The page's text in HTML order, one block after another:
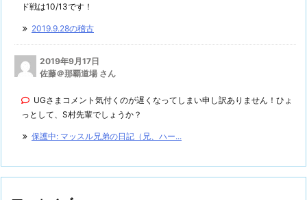
ド戦は10/13です！
2019.9.28の稽古
2019年9月17日
佐藤＠那覇道場 さん
UGさまコメント気付くのが遅くなってしまい申し訳ありません！ひょ
っとして、S村先輩でしょうか？
保護中: マッスル兄弟の日記（兄、ハー...